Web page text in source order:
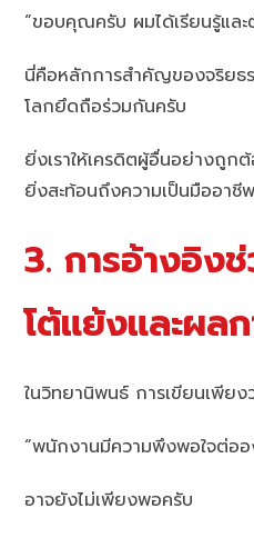
“ขอบคุณครับ ผมได้เรียนรู้แ
นี่คือหลักการสำคัญของจริยธ
โลกยึดถือร่วมกันครับ
ยิ่งเราให้เครดิตผู้อื่นอย่างถูก
ยิ่งสะท้อนถึงความเป็นมืออาชี
3. การอ้างอิง
โต้แย้งและผล
ในวิทยานิพนธ์ การเขียนเพียง
“พนักงานมีความพึงพอใจต่ออ
อาจยังไม่เพียงพอครับ